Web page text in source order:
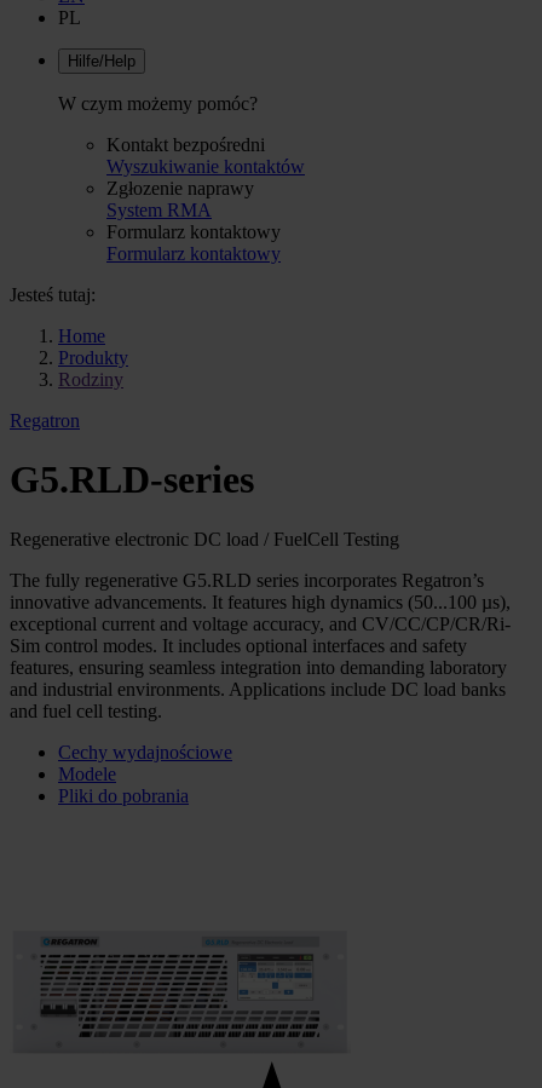
PL
Hilfe/Help
W czym możemy pomóc?
Kontakt bezpośredni
Wyszukiwanie kontaktów
Zgłozenie naprawy
System RMA
Formularz kontaktowy
Formularz kontaktowy
Jesteś tutaj:
Home
Produkty
Rodziny
Regatron
G5.RLD-series
Regenerative electronic DC load / FuelCell Testing
The fully regenerative G5.RLD series incorporates Regatron’s
innovative advancements. It features high dynamics (50...100 µs),
exceptional current and voltage accuracy, and CV/CC/CP/CR/Ri-
Sim control modes. It includes optional interfaces and safety
features, ensuring seamless integration into demanding laboratory
and industrial environments. Applications include DC load banks
and fuel cell testing.
Cechy wydajnościowe
Modele
Pliki do pobrania